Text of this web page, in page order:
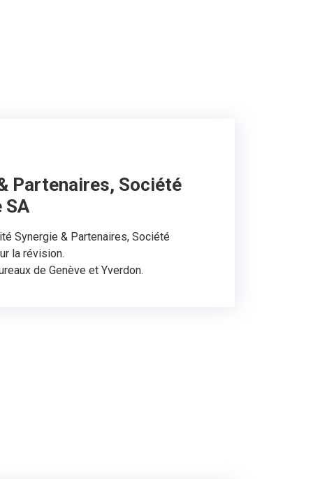
Partenaires, Société
SA
Synergie & Partenaires, Société
la révision.
de Genève et Yverdon.